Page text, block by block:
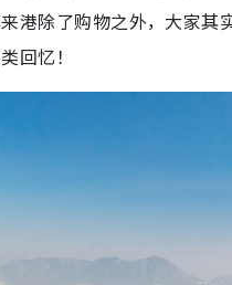
港除了购物之外，大家
回忆！